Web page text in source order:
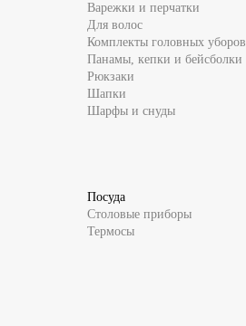
Варежки и перчатки
Для волос
Комплекты головных уборов
Панамы, кепки и бейсболки
Рюкзаки
Шапки
Шарфы и снуды
Посуда
Столовые приборы
Термосы